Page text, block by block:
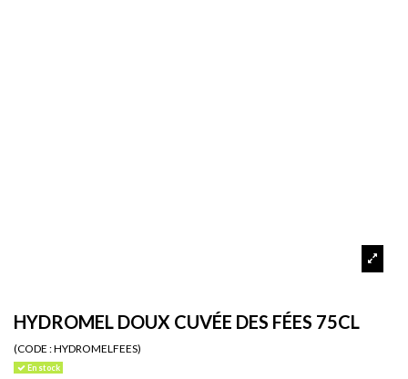
HYDROMEL DOUX CUVÉE DES FÉES 75CL
(CODE :HYDROMELFEES)
En stock